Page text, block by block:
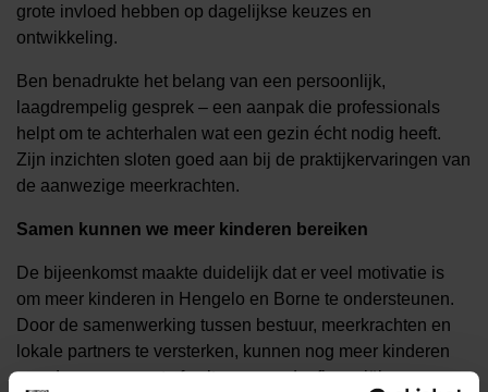
grote invloed hebben op dagelijkse keuzes en
ontwikkeling.
Ben benadrukte het belang van een persoonlijk,
laagdrempelig gesprek – een aanpak die professionals
helpt om te achterhalen wat een gezin écht nodig heeft.
Zijn inzichten sloten goed aan bij de praktijkervaringen van
de aanwezige meerkrachten.
Samen kunnen we meer kinderen bereiken
De bijeenkomst maakte duidelijk dat er veel motivatie is
om meer kinderen in Hengelo en Borne te ondersteunen.
Door de samenwerking tussen bestuur, meerkrachten en
lokale partners te versterken, kunnen nog meer kinderen
meedoen aan sport of cultuur – zonder financiële